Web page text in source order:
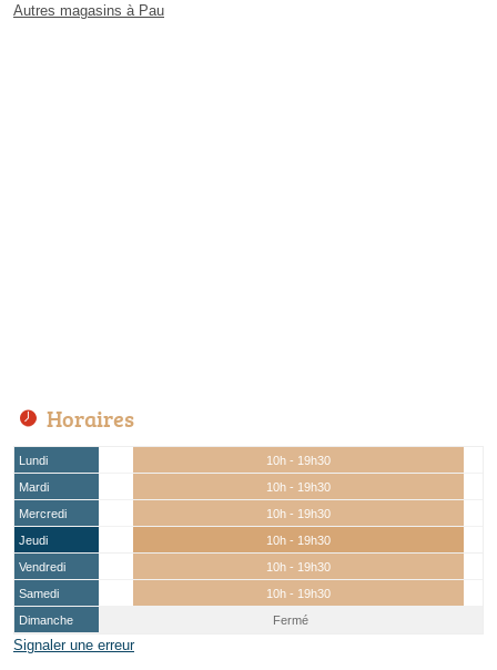
Autres magasins à Pau
Horaires
Lundi
10h - 19h30
Mardi
10h - 19h30
Mercredi
10h - 19h30
Jeudi
10h - 19h30
Vendredi
10h - 19h30
Samedi
10h - 19h30
Dimanche
Fermé
Signaler une erreur